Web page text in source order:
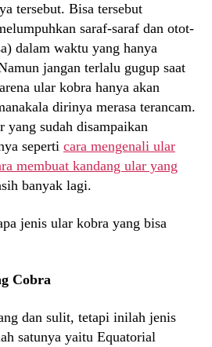
tersebut. Bisa tersebut
saraf-saraf dan otot-
dalam waktu yang hanya
jangan terlalu gugup saat
ular kobra hanya akan
dirinya merasa terancam.
yang sudah disampaikan
seperti cara mengenali ular
membuat kandang ular yang
banyak lagi.
jenis ular kobra yang bisa
Cobra
dan sulit, tetapi inilah jenis
satunya yaitu Equatorial